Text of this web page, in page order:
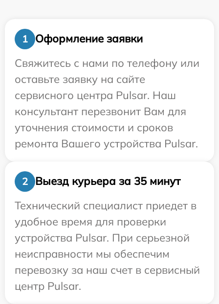
1
Оформление заявки
Свяжитесь с нами по телефону или
оставьте заявку на сайте
сервисного центра Pulsar. Наш
консультант перезвонит Вам для
уточнения стоимости и сроков
ремонта Вашего устройства Pulsar.
2
Выезд курьера за 35 минут
Технический специалист приедет в
удобное время для проверки
устройства Pulsar. При серьезной
неисправности мы обеспечим
перевозку за наш счет в сервисный
центр Pulsar.